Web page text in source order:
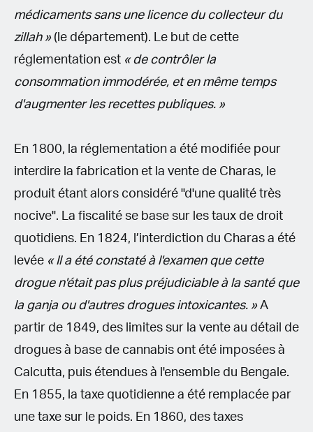
médicaments sans une licence du collecteur du
zillah »(le département). Le but de cette
réglementation est « de contrôler la
consommation immodérée, et en même temps
d'augmenter les recettes publiques. »
En 1800, la réglementation a été modifiée pour
interdire la fabrication et la vente de Charas, le
produit étant alors considéré "d'une qualité très
nocive". La fiscalité se base sur les taux de droit
quotidiens. En 1824, l’interdiction du Charas a été
levée « Il a été constaté à l'examen que cette
drogue n'était pas plus préjudiciable à la santé que
la ganja ou d'autres drogues intoxicantes. »A
partir de 1849, des limites sur la vente au détail de
drogues à base de cannabis ont été imposées à
Calcutta, puis étendues à l'ensemble du Bengale.
En 1855, la taxe quotidienne a été remplacée par
une taxe sur le poids. En 1860, des taxes